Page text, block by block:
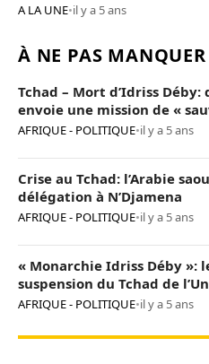
A LA UNE•il y a 5 ans
À NE PAS MANQUER
Tchad – Mort d’Idriss
envoie une mission de «
AFRIQUE - POLITIQUE•il y a 5 ans
Crise au Tchad: l’Arabie
délégation à N’Djamena
AFRIQUE - POLITIQUE•il y a 5 ans
« Monarchie Idriss Déby »:
suspension du Tchad de
AFRIQUE - POLITIQUE•il y a 5 ans